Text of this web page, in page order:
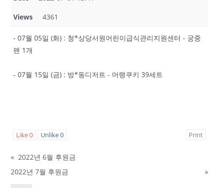
Views 4361
- 07월 05일 (화) : 청*상당서원어린이급식관리지원센터 - 궁중
팬 1개
- 07월 15일 (금) : 방*동디저트 - 머랭쿠키 39세트
Like0 Unlike0 Print
« 2022년 6월 후원금
2022년 7월 후원금
»